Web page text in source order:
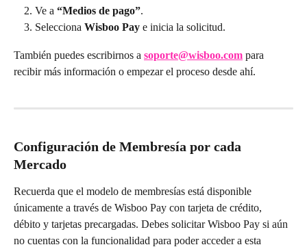
Ve a “Medios de pago”.
Selecciona Wisboo Pay e inicia la solicitud.
También puedes escribirnos a soporte@wisboo.com para
recibir más información o empezar el proceso desde ahí.
Configuración de Membresía por cada
Mercado
Recuerda que el modelo de membresías está disponible
únicamente a través de Wisboo Pay con tarjeta de crédito,
débito y tarjetas precargadas. Debes solicitar Wisboo Pay si aún
no cuentas con la funcionalidad para poder acceder a esta